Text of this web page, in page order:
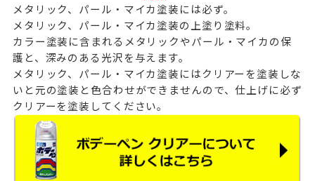
メタリック、パール・マイカ塗装には必ず。
メタリック、パール・マイカ塗装の上塗り塗料。
カラー塗装に含まれるメタリックやパール・マイカの保
護と、深みのある光沢を与えます。
メタリック、パール・マイカ塗装にはクリアーを塗装しな
いと元の塗装と色合わせができませんので、仕上げに必ず
クリアーを塗装してください。